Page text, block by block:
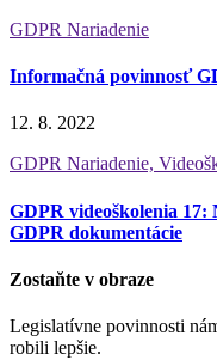
GDPR Nariadenie
Informačná povinnosť
12. 8. 2022
GDPR Nariadenie,
GDPR videoškolenia
GDPR dokumentácie
Zostaňte v obraze
Legislatívne povinnosti
robili lepšie.